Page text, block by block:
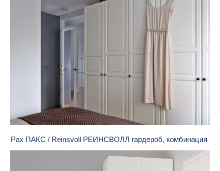
Pax ПАКС / Reinsvoll РЕИНСВОЛЛ гардероб, комбинация